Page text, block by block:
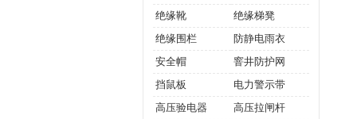
绝缘靴
绝缘梯凳
绝缘围栏
防静电雨衣
安全帽
窨井防护网
挡鼠板
电力警示带
高压验电器
高压拉闸杆